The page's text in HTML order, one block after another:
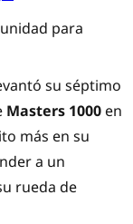
para
su séptimo
Masters 1000 en
más en su
a un
rueda de